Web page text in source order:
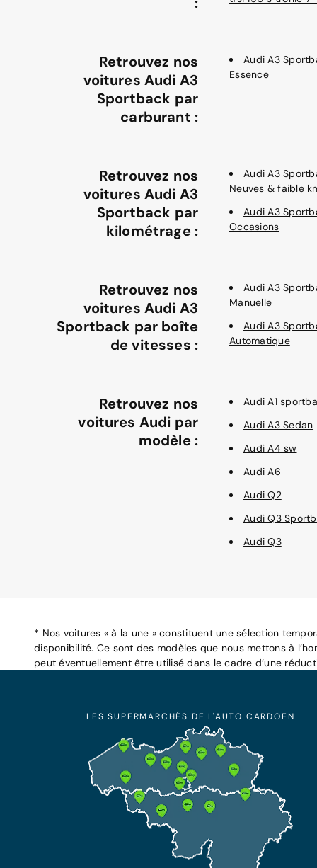
Retrouvez nos
voitures Audi A3
Sportback par
carburant :
Audi A3
Essence
Retrouvez nos
voitures Audi A3
Sportback par
kilométrage :
Audi A3
Neuves & faible
Audi A3
Occasions
Retrouvez nos
voitures Audi A3
Sportback par boîte
de vitesses :
Audi A3
Manuelle
Audi A3
Automatique
Retrouvez nos
voitures Audi par
modèle :
Audi A1
Audi A3 Sedan
Audi A4 sw
Audi A6
Audi Q2
Audi Q3
Audi Q3
* Nos voitures « à la une » constituent une sélection
disponibilité. Ce sont des modèles que nous mettons à
peut éventuellement être utilisé dans le cadre d’une
LES SUPERMARCHÉS DE L'AUTO CARDOEN